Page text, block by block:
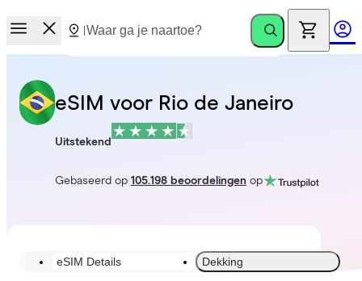
eSIM voor Rio de Janeiro
Uitstekend
Gebaseerd op 105.198 beoordelingen op
eSIM Details Dekking